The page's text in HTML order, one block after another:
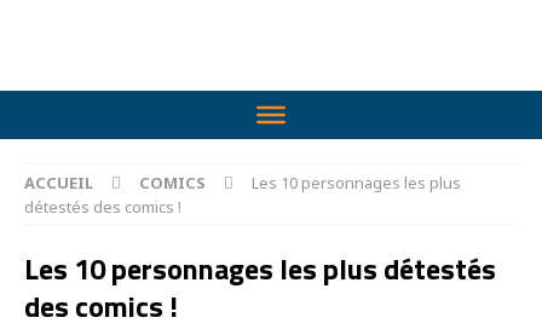
ACCUEIL COMICS
Les 10 personnages les plus
détestés des comics !
Les 10 personnages les plus détestés
des comics !